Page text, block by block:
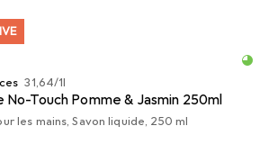
EUR
31,64/1l
No-Touch Pomme & Jasmin 250ml
les mains, Savon liquide, 250 ml